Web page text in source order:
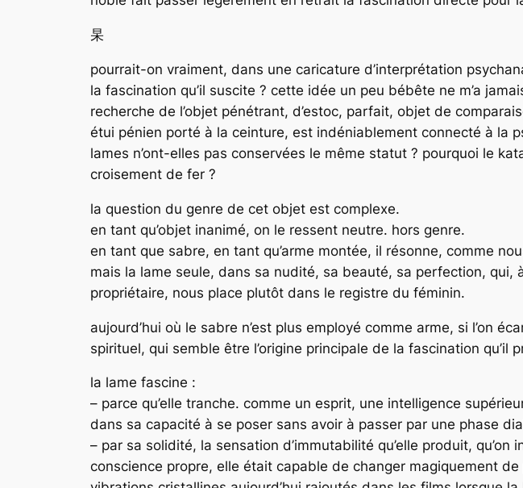
杲
pourrait-on vraiment, dans une caricature d’interprétation
la fascination qu’il suscite ? cette idée un peu bébête ne m’a
recherche de l’objet pénétrant, d’estoc, parfait, objet de
étui pénien porté à la ceinture, est indéniablement connecté à la
lames n’ont-elles pas conservées le même statut ? pourquoi le
croisement de fer ?
la question du genre de cet objet est complexe.
en tant qu’objet inanimé, on le ressent neutre. hors genre.
en tant que sabre, en tant qu’arme montée, il résonne, comme
mais la lame seule, dans sa nudité, sa beauté, sa perfection, qui,
propriétaire, nous place plutôt dans le registre du féminin.
aujourd’hui où le sabre n’est plus employé comme arme, si l’on
spirituel, qui semble être l’origine principale de la fascination qu’il
la lame fascine :
– parce qu’elle tranche. comme un esprit, une intelligence
dans sa capacité à se poser sans avoir à passer par une phase
– par sa solidité, la sensation d’immutabilité qu’elle produit,
conscience propre, elle était capable de changer magiquement